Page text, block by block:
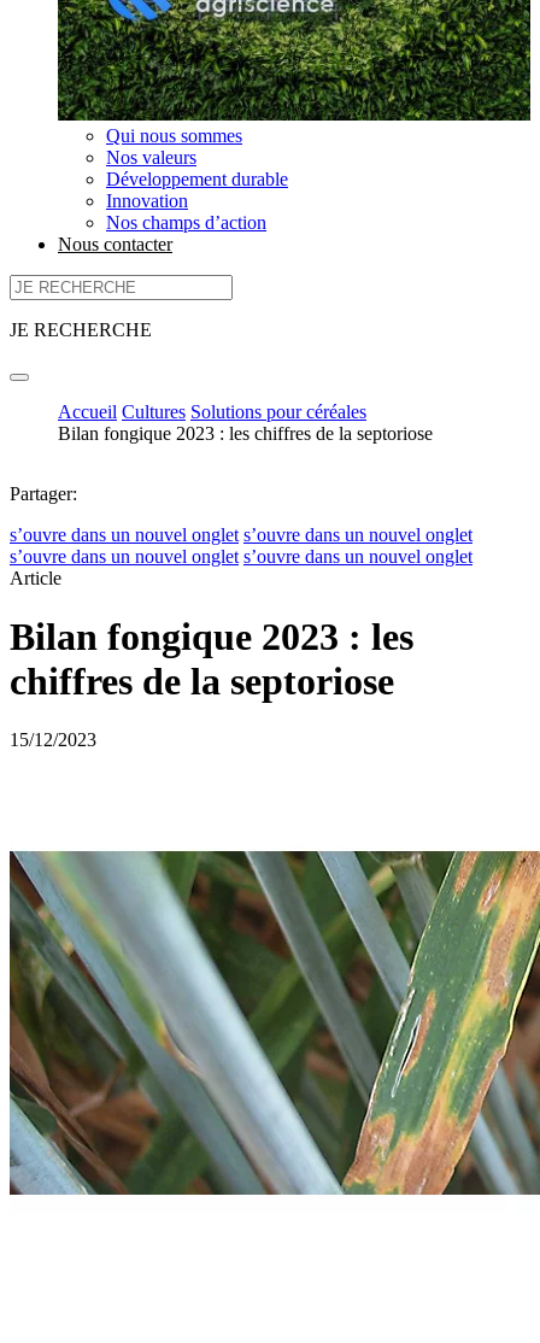
Qui nous sommes
Nos valeurs
Développement durable
Innovation
Nos champs d’action
Nous contacter
JE RECHERCHE
Accueil Cultures Solutions pour céréales
Bilan fongique 2023 : les chiffres de la septoriose
Partager:
s’ouvre dans un nouvel onglet s’ouvre dans un nouvel onglet
s’ouvre dans un nouvel onglet s’ouvre dans un nouvel onglet
Article
Bilan fongique 2023 : les
chiffres de la septoriose
15/12/2023